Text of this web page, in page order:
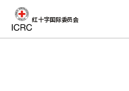
红十字国际委员会